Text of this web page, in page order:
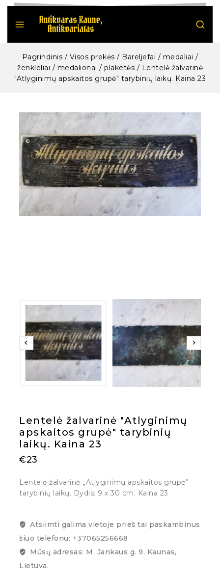
Pagrindinis / Visos prekės / Bareljefai / medaliai /
ženkleliai / medalionai / plaketės / Lentelė žalvarinė
"Atlyginimų apskaitos grupė" tarybinių laikų. Kaina 23
Lentelė žalvarinė "Atlyginimų
apskaitos grupė" tarybinių
laikų. Kaina 23
€23
Lentelė žalvarinė „Atlyginimų apskaitos grupė”
tarybinių laikų. Dydis: 9 x 30 cm. Kaina 23
Atsiimti galima vietoje prieš tai paskambinus
šiuo telefonu: +37065256668
Mūsų adresas: M. Jankaus g. 9, Kaunas,
Lietuva.